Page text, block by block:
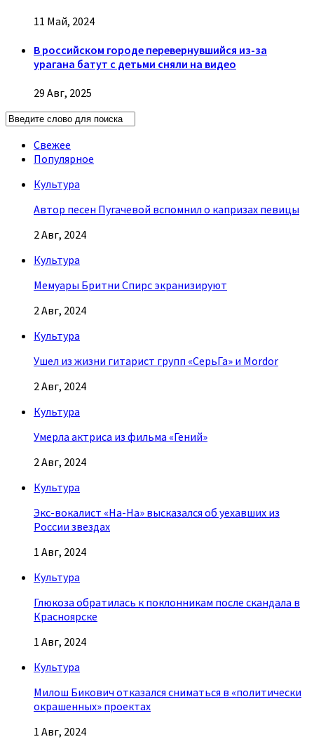
11 Май, 2024
В российском городе перевернувшийся из-за
урагана батут с детьми сняли на видео
29 Авг, 2025
Свежее
Популярное
Культура
Автор песен Пугачевой вспомнил о капризах певицы
2 Авг, 2024
Культура
Мемуары Бритни Спирс экранизируют
2 Авг, 2024
Культура
Ушел из жизни гитарист групп «СерьГа» и Mordor
2 Авг, 2024
Культура
Умерла актриса из фильма «Гений»
2 Авг, 2024
Культура
Экс-вокалист «На-На» высказался об уехавших из
России звездах
1 Авг, 2024
Культура
Глюкоза обратилась к поклонникам после скандала в
Красноярске
1 Авг, 2024
Культура
Милош Бикович отказался сниматься в «политически
окрашенных» проектах
1 Авг, 2024